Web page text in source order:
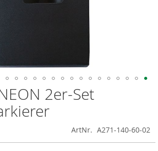
2er-Set
ArtNr. A271-140-60-02